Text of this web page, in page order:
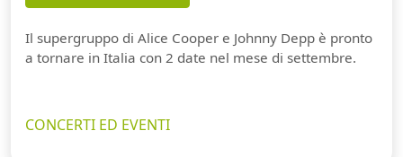
Il supergruppo di Alice Cooper e Johnny Depp è pronto
a tornare in Italia con 2 date nel mese di settembre.
CONCERTI ED EVENTI